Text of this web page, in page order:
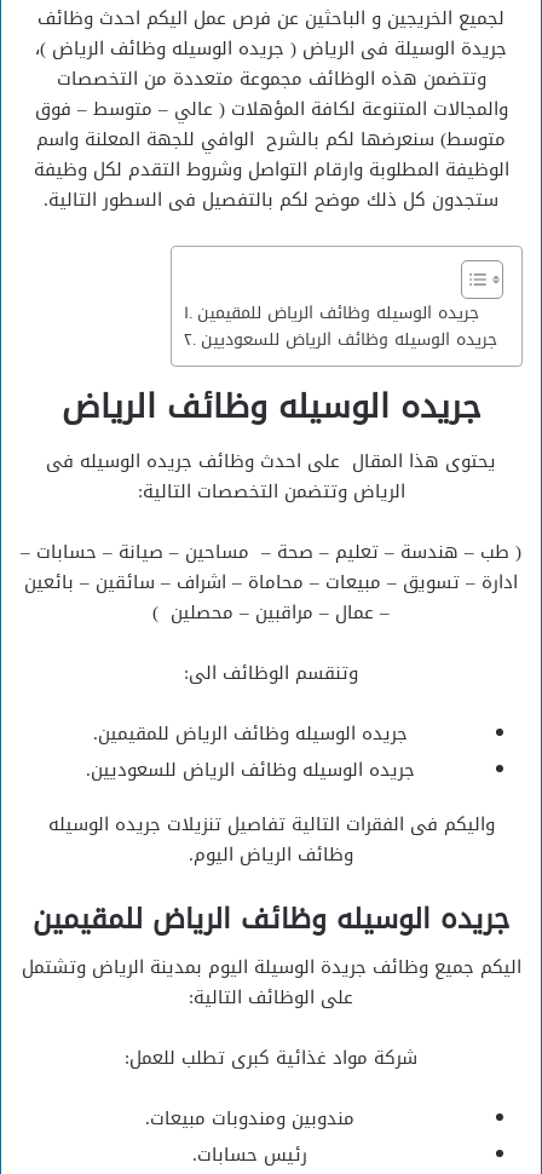
لجميع الخريجين و الباحثين عن فرص عمل اليكم احدث وظائف
جريدة الوسيلة فى الرياض ( جريده الوسيله وظائف الرياض )،
وتتضمن هذه الوظائف مجموعة متعددة من التخصصات
والمجالات المتنوعة لكافة المؤهلات ( عالي – متوسط – فوق
متوسط) سنعرضها لكم بالشرح الوافي للجهة المعلنة واسم
الوظيفة المطلوبة وارقام التواصل وشروط التقدم لكل وظيفة
ستجدون كل ذلك موضح لكم بالتفصيل فى السطور التالية.
جريده الوسيله وظائف الرياض للمقيمين
جريده الوسيله وظائف الرياض للسعوديين
جريده الوسيله وظائف الرياض
يحتوى هذا المقال على احدث وظائف جريده الوسيله فى
الرياض وتتضمن التخصصات التالية:
( طب – هندسة – تعليم – صحة – مساحين – صيانة – حسابات –
ادارة – تسويق – مبيعات – محاماة – اشراف – سائقين – بائعين
– عمال – مراقبين – محصلين )
وتنقسم الوظائف الى:
جريده الوسيله وظائف الرياض للمقيمين.
جريده الوسيله وظائف الرياض للسعوديين.
واليكم فى الفقرات التالية تفاصيل تنزيلات جريده الوسيله
وظائف الرياض اليوم.
جريده الوسيله وظائف الرياض للمقيمين
اليكم جميع وظائف جريدة الوسيلة اليوم بمدينة الرياض وتشتمل
على الوظائف التالية:
شركة مواد غذائية كبرى تطلب للعمل:
مندوبين ومندوبات مبيعات.
رئيس حسابات.